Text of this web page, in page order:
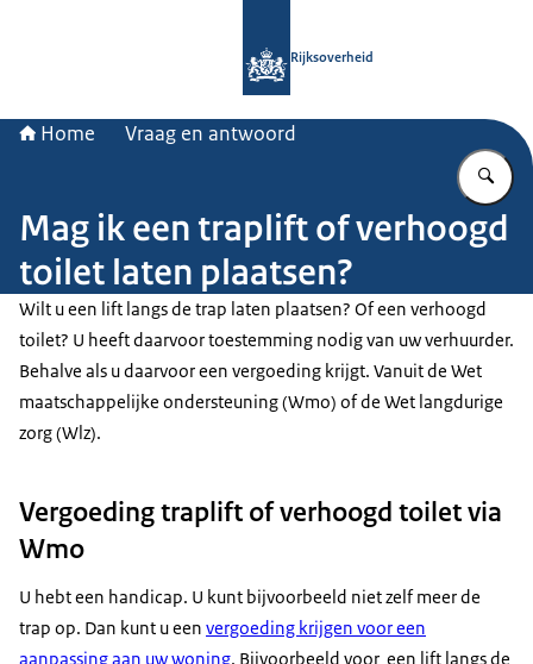
Rijksoverheid
Home Vraag en antwoord
Mag ik een traplift of verhoogd
toilet laten plaatsen?
Wilt u een lift langs de trap laten plaatsen? Of een verhoogd
toilet? U heeft daarvoor toestemming nodig van uw verhuurder.
Behalve als u daarvoor een vergoeding krijgt. Vanuit de Wet
maatschappelijke ondersteuning (Wmo) of de Wet langdurige
zorg (Wlz).
Vergoeding traplift of verhoogd toilet via
Wmo
U hebt een handicap. U kunt bijvoorbeeld niet zelf meer de
trap op. Dan kunt u een vergoeding krijgen voor een
aanpassing aan uw woning. Bijvoorbeeld voor een lift langs de